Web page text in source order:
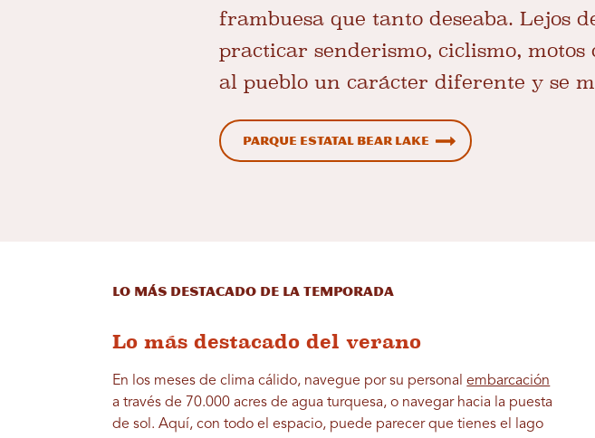
frambuesa que tanto deseaba. Lejos
practicar senderismo, ciclismo,
al pueblo un carácter diferente y se
Parque Estatal Bear Lake
Lo más destacado de la temporada
Lo más destacado del verano
En los meses de clima cálido, navegue por su personalembarcación
a través de 70.000 acres de agua turquesa, o navegar hacia la puesta
de sol. Aquí, con todo el espacio, puede parecer que tienes el lago